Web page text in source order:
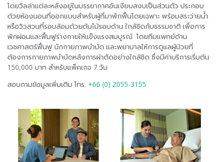
โดยวิลล่าแต่ละหลังอยู่ในบรรยากาศอันเงียบสงบเป็นส่วนตัว ประกอบ
ด้วยห้องนอนที่ออกแบบสำหรับผู้ที่มาพักฟื้นโดยเฉพาะ พร้อมสระว่ายน้ำ
หรือวิวสวนที่รอบล้อมด้วยต้นไม้รอบด้าน ใกล้ชิดกับธรรมชาติ เพื่อการ
พักผ่อนและฟื้นฟูร่างกายให้แข็งแรงสมบูรณ์ โดยทีมแพทย์ด้าน
เวชศาสตร์ฟื้นฟู นักกายภาพบำบัด และพยาบาลให้การดูแลผู้ป่วยที่
ต้องการกายภาพบำบัดหลังการผ่าตัดอย่างใกล้ชิด ซึ่งมีค่าบริการเริ่มต้น
150,000 บาท สำหรับแพ็คเกจ 7 วัน
สอบถามข้อมูลเพิ่มเติม โทร. +66 (0) 2055-3155